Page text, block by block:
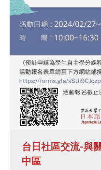
台日社區交流-與
中區